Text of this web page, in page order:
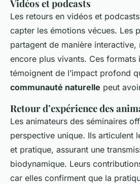
Vidéos et podcasts
Les retours en vidéos et
capter les émotions vécues. Les
partagent de manière interactive,
encore plus vivants. Ces formats
témoignent de l’impact profond
communauté naturelle peut
Retour d’expérience des
Les animateurs des séminaires
perspective unique. Ils articulent
et pratique, assurant une
biodynamique. Leurs
car elles confirment que la